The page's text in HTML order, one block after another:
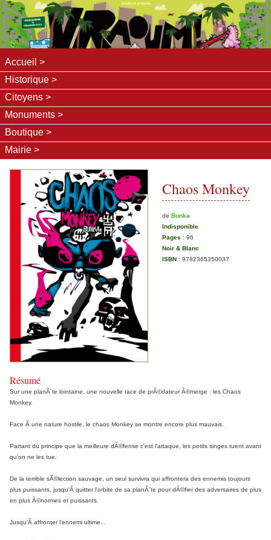
Accueil
Historique
Citoyens
Monuments
Boutique
Mairie
Chaos Monkey
de Bunka
Indisponible
Pages : 96
Noir & Blanc
ISBN : 9782365350037
Résumé
Sur une planÃ¨te lointaine, une nouvelle race de prÃ©dateur Ã©merge : les Chaos
Monkey.
Face Ã une nature hostile, le chaos Monkey se montre encore plus mauvais.
Partant du principe que la meilleure dÃ©fense c'est l'attaque, les petits singes tuent avant
qu'on ne les tue.
De la terrible sÃ©lection sauvage, un seul survivra qui affrontera des ennemis toujours
plus puissants, jusqu'Ã quitter l'orbite de sa planÃ¨te pour dÃ©fier des adversaires de plus
en plus Ã©normes et puissants.
Jusqu'Ã affronter l'ennemi ultime...